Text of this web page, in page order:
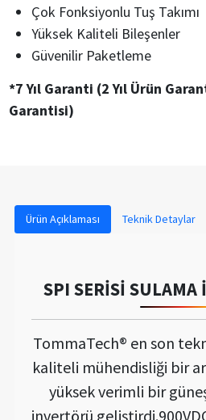
Çok Fonksiyonlu Tuş Takımı
Yüksek Kaliteli Bileşenler
Güvenilir Paketleme
*7 Yıl Garanti (2 Yıl Ürün
Garantisi)
Ürün Açıklaması Teknik Detaylar
SPI SERİSİ SULAMA
TommaTech® en son
kaliteli mühendisliği bir
yüksek verimli bir
invertörü